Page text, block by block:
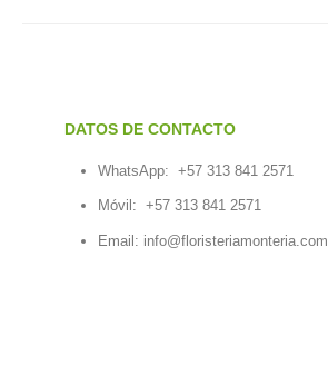
DATOS DE CONTACTO
WhatsApp: +57 313 841 2571
Móvil: +57 313 841 2571
Email: info@floristeriamonteria.com